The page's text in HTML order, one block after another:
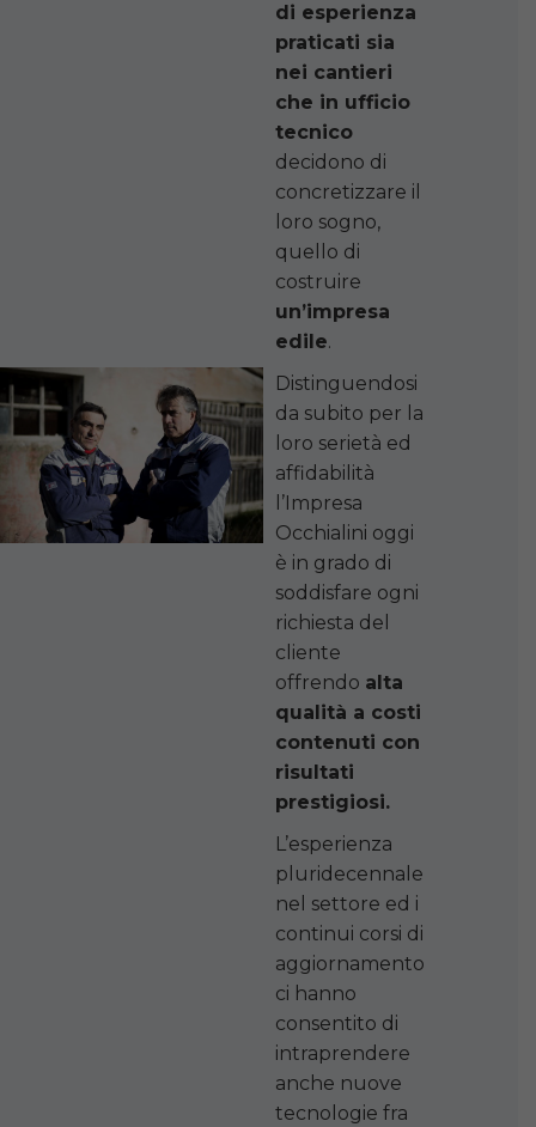
di esperienza
praticati sia
nei cantieri
che in ufficio
tecnico
decidono di
concretizzare il
loro sogno,
quello di
costruire
un’impresa
edile.
Distinguendosi
da subito per la
loro serietà ed
affidabilità
l’Impresa
Occhialini oggi
è in grado di
soddisfare ogni
richiesta del
cliente
offrendo alta
qualità a costi
contenuti con
risultati
prestigiosi.
L’esperienza
pluridecennale
nel settore ed i
continui corsi di
aggiornamento
ci hanno
consentito di
intraprendere
anche nuove
tecnologie fra